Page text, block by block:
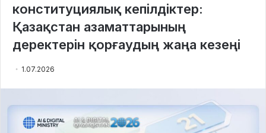
конституциялық кепілдіктер:
Қазақстан азаматтарының
деректерін қорғаудың жаңа кезеңі
1.07.2026